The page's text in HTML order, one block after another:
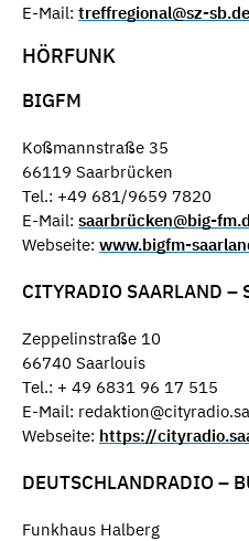
E-Mail: treffregional@sz-sb.de
HÖRFUNK
BIGFM
Koßmannstraße 35
66119 Saarbrücken
Tel.: +49 681/9659 7820
E-Mail: saarbrücken@big-
Webseite: www.bigfm-
CITYRADIO SAARLAND –
Zeppelinstraße 10
66740 Saarlouis
Tel.: + 49 6831 96 17 515
E-Mail:
Webseite: https://
DEUTSCHLANDRADIO –
Funkhaus Halberg